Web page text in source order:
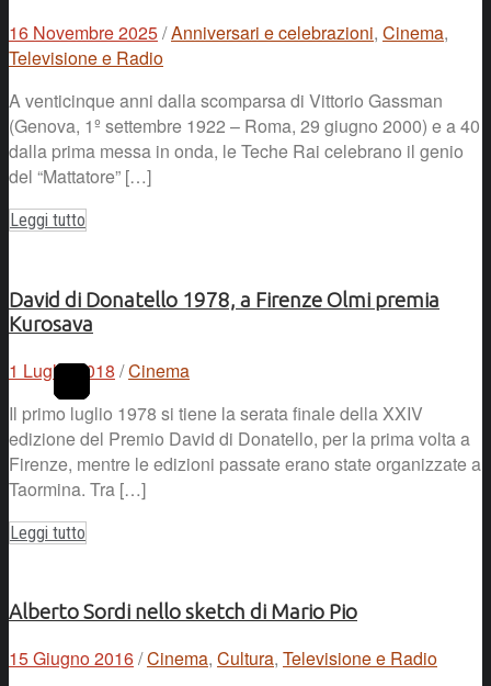
16 Novembre 2025/Anniversari e celebrazioni, Cinema,
Televisione e Radio
A venticinque anni dalla scomparsa di Vittorio Gassman
(Genova, 1º settembre 1922 – Roma, 29 giugno 2000) e a 40
dalla prima messa in onda, le Teche Rai celebrano il genio
del “Mattatore” […]
Leggi tutto
David di Donatello 1978, a Firenze Olmi premia
Kurosava
1 Luglio 2018 /Cinema
Il primo luglio 1978 si tiene la serata finale della XXIV
edizione del Premio David di Donatello, per la prima volta a
Firenze, mentre le edizioni passate erano state organizzate a
Taormina. Tra […]
Leggi tutto
Alberto Sordi nello sketch di Mario Pio
15 Giugno 2016/Cinema, Cultura, Televisione e Radio